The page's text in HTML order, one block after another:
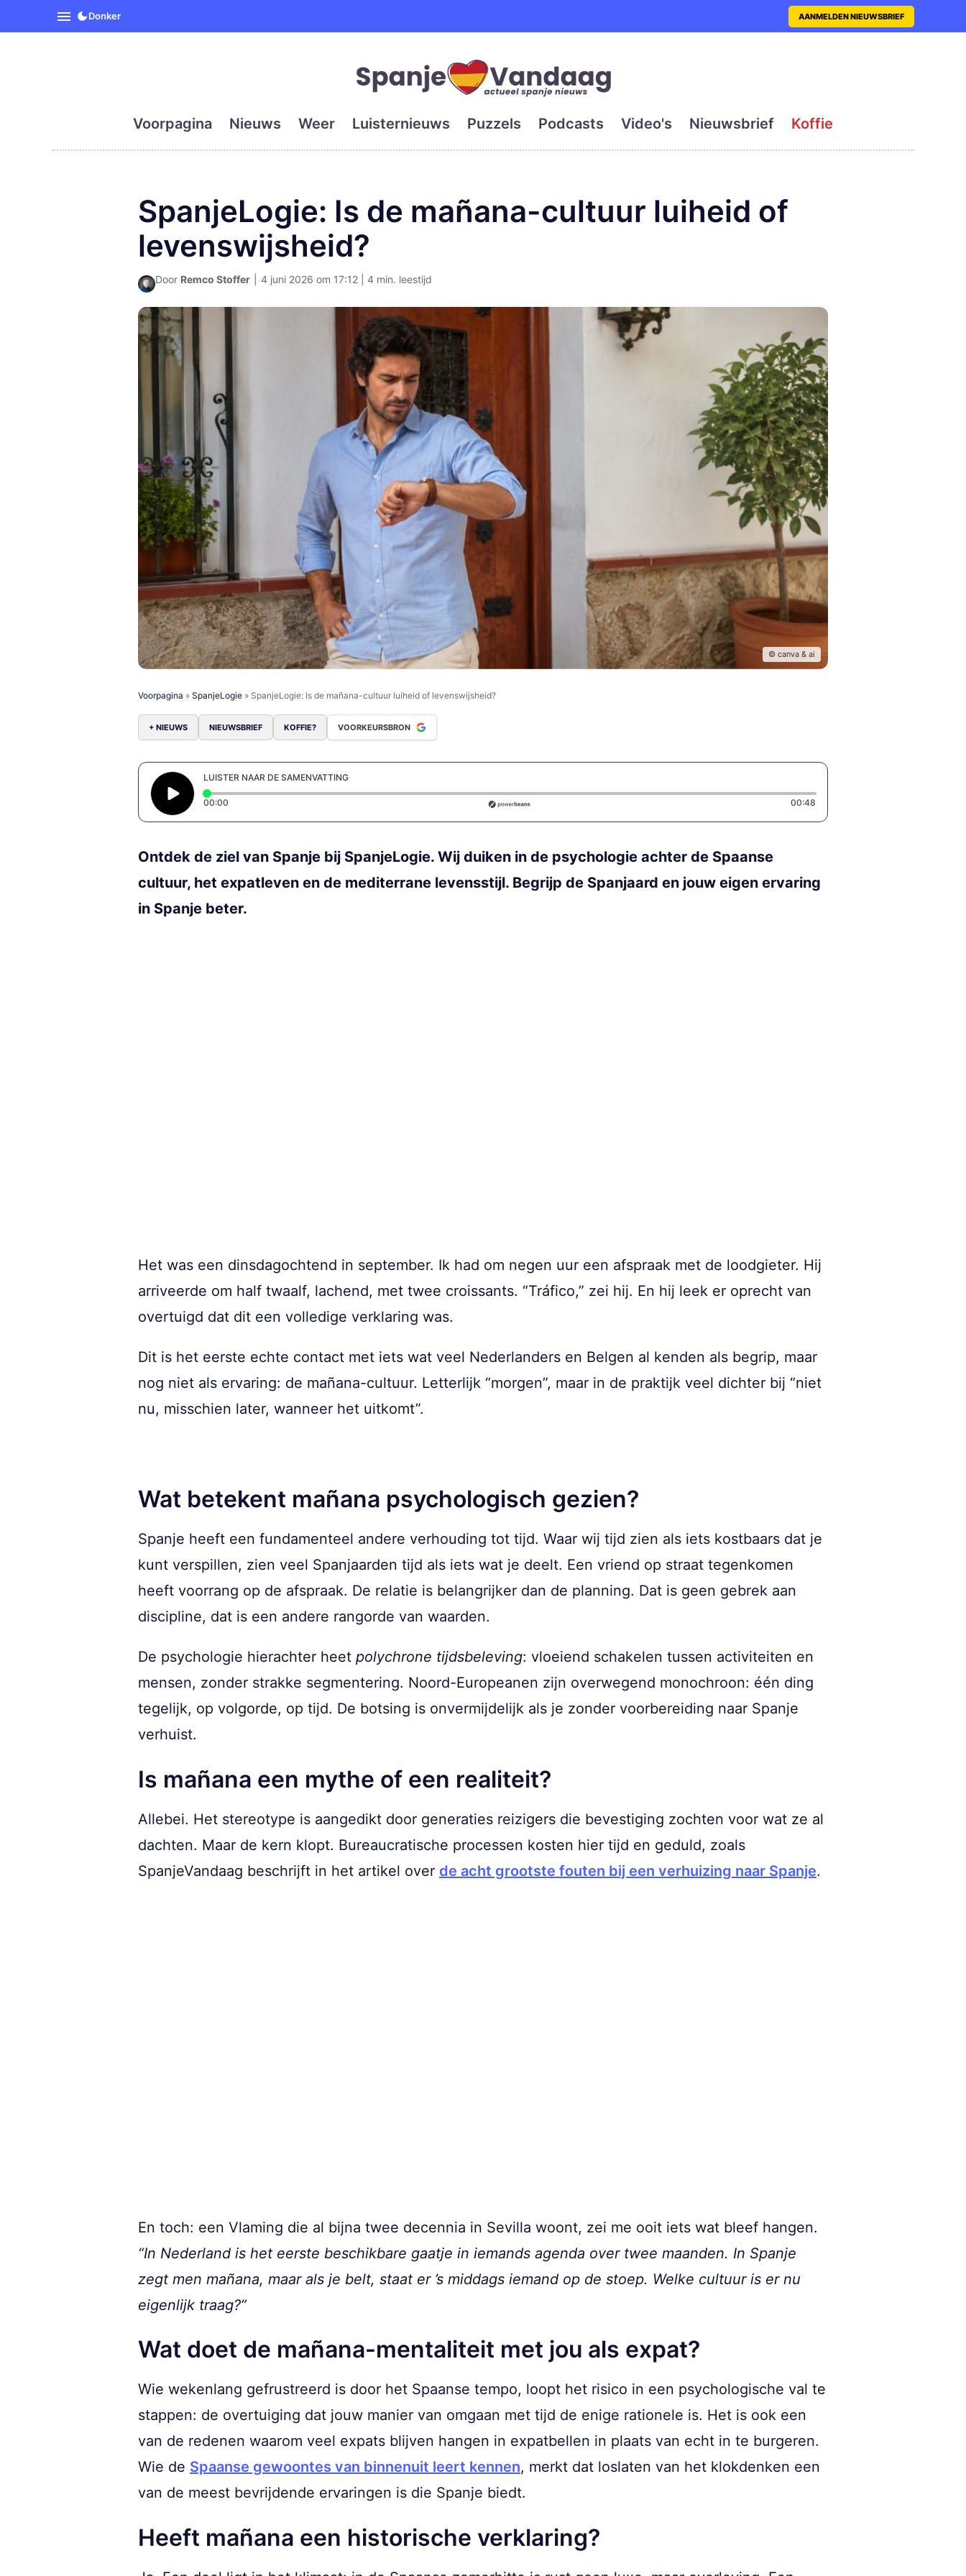
SpanjeVandaag is de eerste en grootste digitale krant met actueel en
Donker AANMELDEN NIEUWSBRIEF
Voorpagina Nieuws Weer Luisternieuws Puzzels Podcasts Video's Nieuwsbrief Koffie
SpanjeLogie: Is de mañana-cultuur luiheid of
levenswijsheid?
Door Remco Stoffer 4 juni 2026 om 17:12 | 4 min. leestijd
© canva & ai
Voorpagina » SpanjeLogie » SpanjeLogie: Is de mañana-cultuur luiheid of levenswijsheid?
+ NIEUWS NIEUWSBRIEF KOFFIE? VOORKEURSBRON
LUISTER NAAR DE SAMENVATTING
00:00 00:48
Ontdek de ziel van Spanje bij SpanjeLogie. Wij duiken in de psychologie achter de Spaanse
cultuur, het expatleven en de mediterrane levensstijl. Begrijp de Spanjaard en jouw eigen ervaring
in Spanje beter.
Het was een dinsdagochtend in september. Ik had om negen uur een afspraak met de loodgieter. Hij
arriveerde om half twaalf, lachend, met twee croissants. “Tráfico,” zei hij. En hij leek er oprecht van
overtuigd dat dit een volledige verklaring was.
Dit is het eerste echte contact met iets wat veel Nederlanders en Belgen al kenden als begrip, maar
nog niet als ervaring: de mañana-cultuur. Letterlijk “morgen”, maar in de praktijk veel dichter bij “niet
nu, misschien later, wanneer het uitkomt”.
Wat betekent mañana psychologisch gezien?
Spanje heeft een fundamenteel andere verhouding tot tijd. Waar wij tijd zien als iets kostbaars dat je
kunt verspillen, zien veel Spanjaarden tijd als iets wat je deelt. Een vriend op straat tegenkomen
heeft voorrang op de afspraak. De relatie is belangrijker dan de planning. Dat is geen gebrek aan
discipline, dat is een andere rangorde van waarden.
De psychologie hierachter heet polychrone tijdsbeleving: vloeiend schakelen tussen activiteiten en
mensen, zonder strakke segmentering. Noord-Europeanen zijn overwegend monochroon: één ding
tegelijk, op volgorde, op tijd. De botsing is onvermijdelijk als je zonder voorbereiding naar Spanje
verhuist.
Is mañana een mythe of een realiteit?
Allebei. Het stereotype is aangedikt door generaties reizigers die bevestiging zochten voor wat ze al
dachten. Maar de kern klopt. Bureaucratische processen kosten hier tijd en geduld, zoals
SpanjeVandaag beschrijft in het artikel over de acht grootste fouten bij een verhuizing naar Spanje.
En toch: een Vlaming die al bijna twee decennia in Sevilla woont, zei me ooit iets wat bleef hangen.
“In Nederland is het eerste beschikbare gaatje in iemands agenda over twee maanden. In Spanje
zegt men mañana, maar als je belt, staat er ’s middags iemand op de stoep. Welke cultuur is er nu
eigenlijk traag?”
Wat doet de mañana-mentaliteit met jou als expat?
Wie wekenlang gefrustreerd is door het Spaanse tempo, loopt het risico in een psychologische val te
stappen: de overtuiging dat jouw manier van omgaan met tijd de enige rationele is. Het is ook een
van de redenen waarom veel expats blijven hangen in expatbellen in plaats van echt in te burgeren.
Wie de Spaanse gewoontes van binnenuit leert kennen, merkt dat loslaten van het klokdenken een
van de meest bevrijdende ervaringen is die Spanje biedt.
Heeft mañana een historische verklaring?